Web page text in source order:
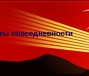
повседневности